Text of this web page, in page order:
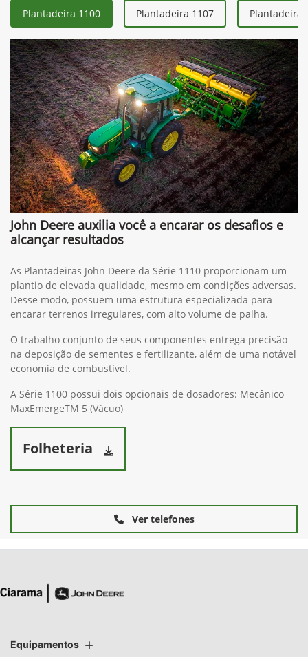
Plantadeira 1100 Plantadeira 1107 Plantadeira
John Deere auxilia você a encarar os desafios e
alcançar resultados
As Plantadeiras John Deere da Série 1110 proporcionam um
plantio de elevada qualidade, mesmo em condições adversas.
Desse modo, possuem uma estrutura especializada para
encarar terrenos irregulares, com alto volume de palha.
O trabalho conjunto de seus componentes entrega precisão
na deposição de sementes e fertilizante, além de uma notável
economia de combustível.
A Série 1100 possui dois opcionais de dosadores: Mecânico
MaxEmergeTM 5 (Vácuo)
Folheteria
Ver telefones
Equipamentos